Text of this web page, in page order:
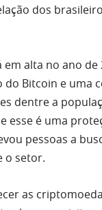
dos
em alta no ano de
do Bitcoin e uma
dentre a
esse é uma
pessoas a
o setor.
as